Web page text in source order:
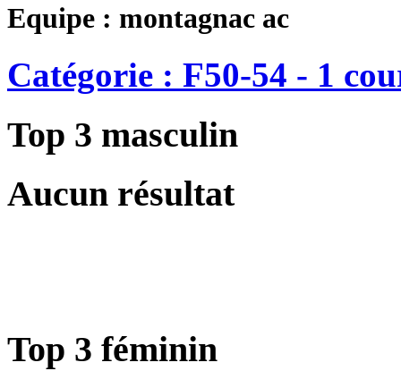
Equipe : montagnac ac
Catégorie : F50-54 - 1
Top 3 masculin
Aucun résultat
Top 3 féminin